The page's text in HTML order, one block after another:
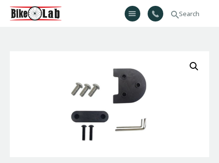
Bikelab
Σχετικά Με Εμάς
Προϊόντα
Υπηρεσίες
Gallery
Επικοινωνία